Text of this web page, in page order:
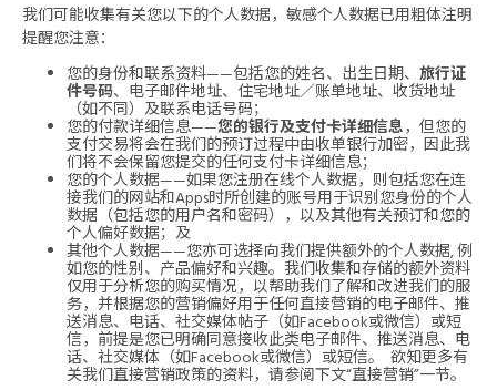
我们可能收集有关您以下的个人数据，敏感个人数据已用粗体注明
提醒您注意：
您的身份和联系资料——包括您的姓名、出生日期、 旅行证
件号码、电子邮件地址、住宅地址／账单地址、收货地址
（如不同）及联系电话号码；
您的付款详细信息——您的银行及支付卡详细信息，但您的
支付交易将会在我们的预订过程中由收单银行加密，因此我
们将不会保留您提交的任何支付卡详细信息；
您的个人数据——如果您注册在线个人数据，则包括您在连
接我们的网站和Apps时所创建的账号用于识别您身份的个人
数据（包括您的用户名和密码），以及其他有关预订和您的
个人偏好数据；及
其他个人数据——您亦可选择向我们提供额外的个人数据, 例
如您的性别、产品偏好和兴趣。我们收集和存储的额外资料
仅用于分析您的购买情况，以帮助我们了解和改进我们的服
务，并根据您的营销偏好用于任何直接营销的电子邮件、推
送消息、电话、社交媒体帖子（如Facebook或微信）或短
信，前提是您已明确同意接收此类电子邮件、推送消息、电
话、社交媒体（如Facebook或微信）或短信。 欲知更多有
关我们直接营销政策的资料，请参阅下文“直接营销”一节。